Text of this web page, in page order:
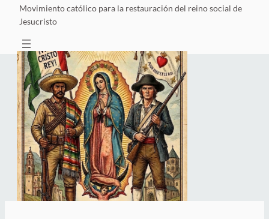
Movimiento católico para la restauración del reino social de
Jesucristo